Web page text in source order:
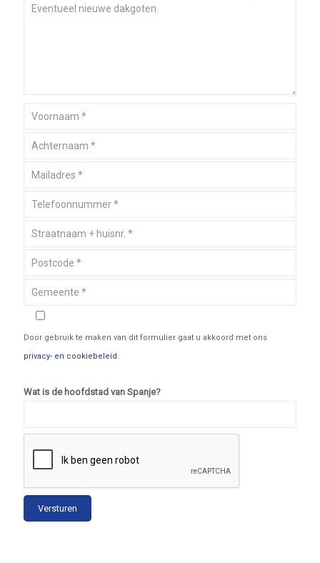
Door gebruik te maken van dit formulier gaat u akkoord met ons
privacy- en cookiebeleid.
Wat is de hoofdstad van Spanje?